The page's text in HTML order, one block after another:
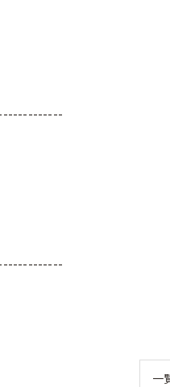
一